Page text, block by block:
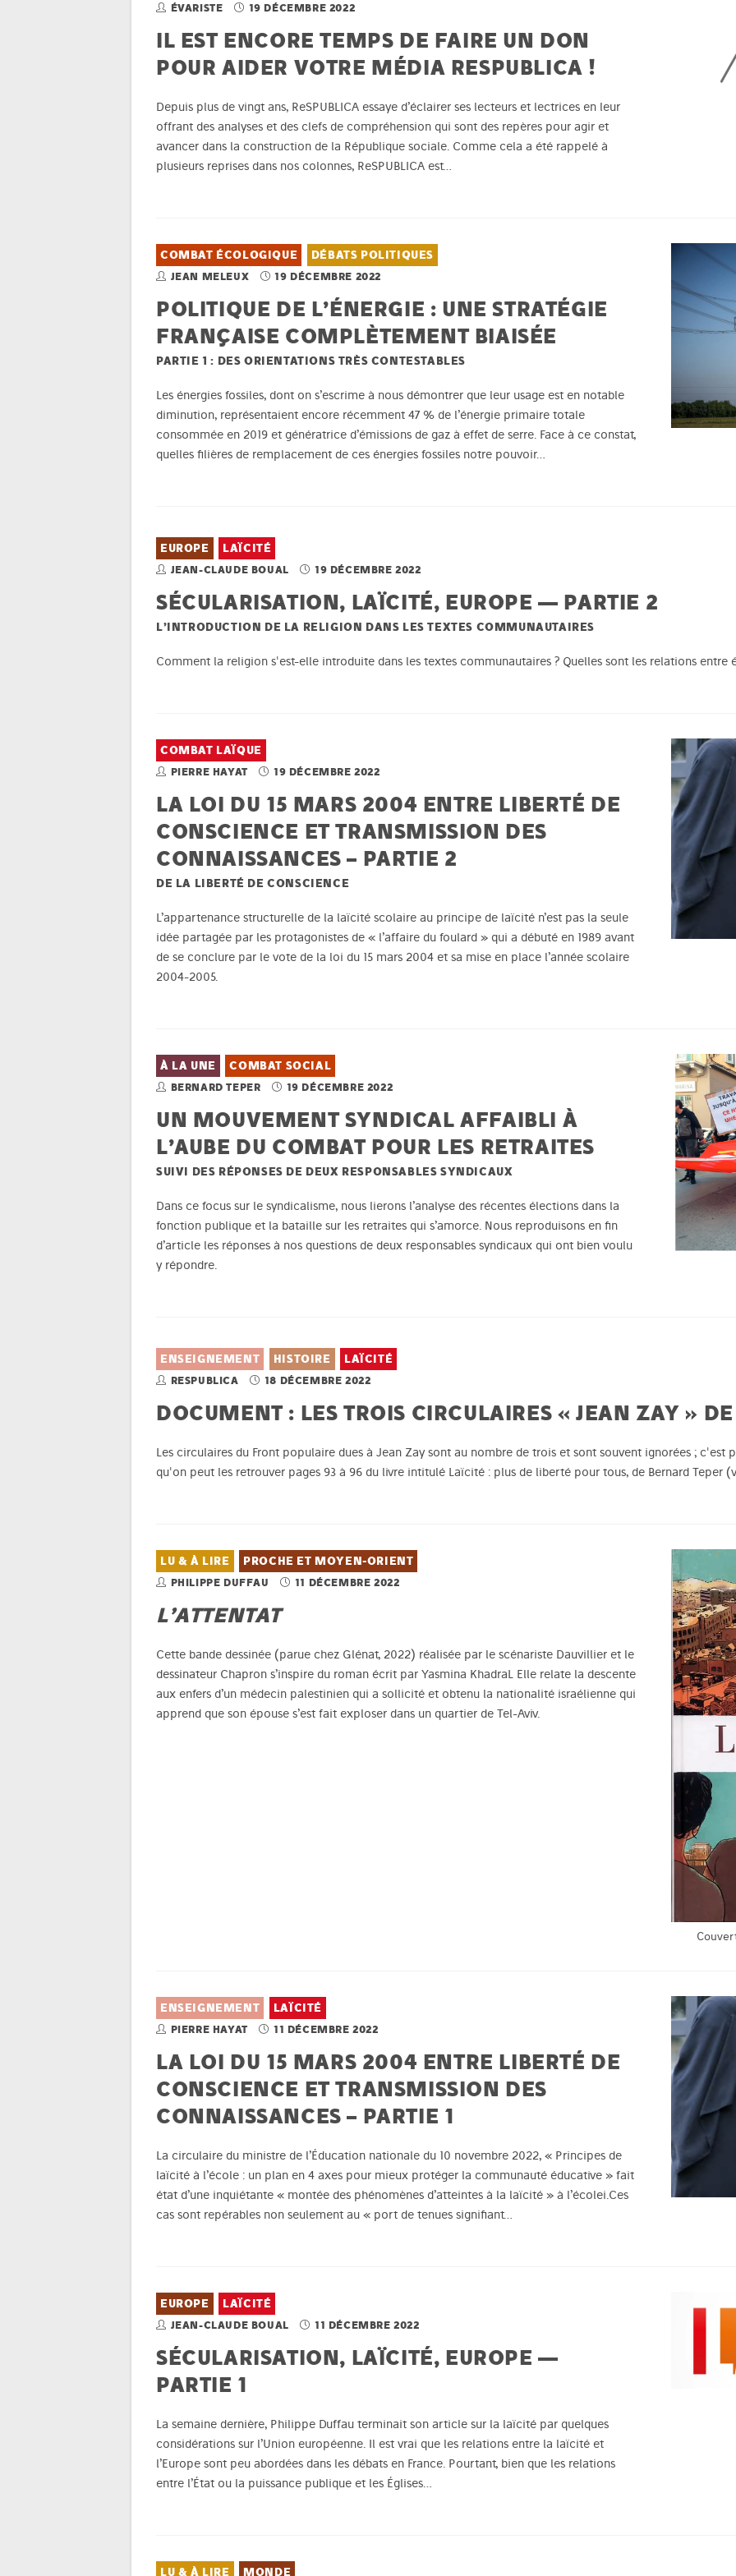
ÉVARISTE 19 DÉCEMBRE 2022
IL EST ENCORE TEMPS DE FAIRE UN DON
POUR AIDER VOTRE MÉDIA RESPUBLICA !
Depuis plus de vingt ans, ReSPUBLICA essaye d’éclairer ses lecteurs et lectrices en leur
offrant des analyses et des clefs de compréhension qui sont des repères pour agir et
avancer dans la construction de la République sociale. Comme cela a été rappelé à
plusieurs reprises dans nos colonnes, ReSPUBLICA est…
COMBAT ÉCOLOGIQUE DÉBATS POLITIQUES
JEAN MELEUX 19 DÉCEMBRE 2022
POLITIQUE DE L’ÉNERGIE : UNE STRATÉGIE
FRANÇAISE COMPLÈTEMENT BIAISÉE
PARTIE 1 : DES ORIENTATIONS TRÈS CONTESTABLES
Les énergies fossiles, dont on s’escrime à nous démontrer que leur usage est en notable
diminution, représentaient encore récemment 47 % de l’énergie primaire totale
consommée en 2019 et génératrice d’émissions de gaz à effet de serre. Face à ce constat,
quelles filières de remplacement de ces énergies fossiles notre pouvoir…
EUROPE LAÏCITÉ
JEAN-CLAUDE BOUAL 19 DÉCEMBRE 2022
SÉCULARISATION, LAÏCITÉ, EUROPE — PARTIE 2
L’INTRODUCTION DE LA RELIGION DANS LES TEXTES COMMUNAUTAIRES
Comment la religion s'est-elle introduite dans les textes communautaires ? Quelles sont les relations entre
COMBAT LAÏQUE
PIERRE HAYAT 19 DÉCEMBRE 2022
LA LOI DU 15 MARS 2004 ENTRE LIBERTÉ DE
CONSCIENCE ET TRANSMISSION DES
CONNAISSANCES – PARTIE 2
DE LA LIBERTÉ DE CONSCIENCE
L’appartenance structurelle de la laïcité scolaire au principe de laïcité n’est pas la seule
idée partagée par les protagonistes de « l’affaire du foulard » qui a débuté en 1989 avant
de se conclure par le vote de la loi du 15 mars 2004 et sa mise en place l’année scolaire
2004-2005.
À LA UNE COMBAT SOCIAL
BERNARD TEPER 19 DÉCEMBRE 2022
UN MOUVEMENT SYNDICAL AFFAIBLI À
L’AUBE DU COMBAT POUR LES RETRAITES
SUIVI DES RÉPONSES DE DEUX RESPONSABLES SYNDICAUX
Dans ce focus sur le syndicalisme, nous lierons l’analyse des récentes élections dans la
fonction publique et la bataille sur les retraites qui s’amorce. Nous reproduisons en fin
d’article les réponses à nos questions de deux responsables syndicaux qui ont bien voulu
y répondre.
ENSEIGNEMENT HISTOIRE LAÏCITÉ
RESPUBLICA 18 DÉCEMBRE 2022
DOCUMENT : LES TROIS CIRCULAIRES « JEAN ZAY »
Les circulaires du Front populaire dues à Jean Zay sont au nombre de trois et sont souvent ignorées ;
qu'on peut les retrouver pages 93 à 96 du livre intitulé Laïcité : plus de liberté pour tous, de Bernard
LU & À LIRE PROCHE ET MOYEN-ORIENT
PHILIPPE DUFFAU 11 DÉCEMBRE 2022
L’ATTENTAT
Cette bande dessinée (parue chez Glénat, 2022) réalisée par le scénariste Dauvillier et le
dessinateur Chapron s’inspire du roman écrit par Yasmina KhadraL Elle relate la descente
aux enfers d’un médecin palestinien qui a sollicité et obtenu la nationalité israélienne qui
apprend que son épouse s’est fait exploser dans un quartier de Tel-Aviv.
ENSEIGNEMENT LAÏCITÉ
PIERRE HAYAT 11 DÉCEMBRE 2022
LA LOI DU 15 MARS 2004 ENTRE LIBERTÉ DE
CONSCIENCE ET TRANSMISSION DES
CONNAISSANCES – PARTIE 1
La circulaire du ministre de l’Éducation nationale du 10 novembre 2022, « Principes de
laïcité à l’école : un plan en 4 axes pour mieux protéger la communauté éducative » fait
état d’une inquiétante « montée des phénomènes d’atteintes à la laïcité » à l’écolei.Ces
cas sont repérables non seulement au « port de tenues signifiant…
EUROPE LAÏCITÉ
JEAN-CLAUDE BOUAL 11 DÉCEMBRE 2022
SÉCULARISATION, LAÏCITÉ, EUROPE —
PARTIE 1
La semaine dernière, Philippe Duffau terminait son article sur la laïcité par quelques
considérations sur l’Union européenne. Il est vrai que les relations entre la laïcité et
l’Europe sont peu abordées dans les débats en France. Pourtant, bien que les relations
entre l’État ou la puissance publique et les Églises…
LU & À LIRE MONDE